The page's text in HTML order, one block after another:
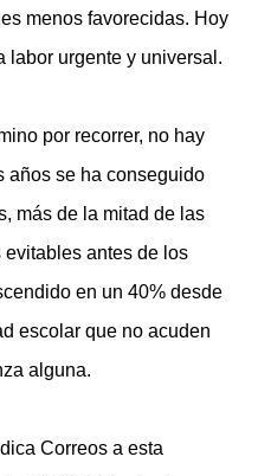
menos favorecidas. Hoy
labor urgente y universal.
por recorrer, no hay
años se ha conseguido
más de la mitad de las
antes de los
en un 40% desde
escolar que no acuden
alguna.
Correos a esta